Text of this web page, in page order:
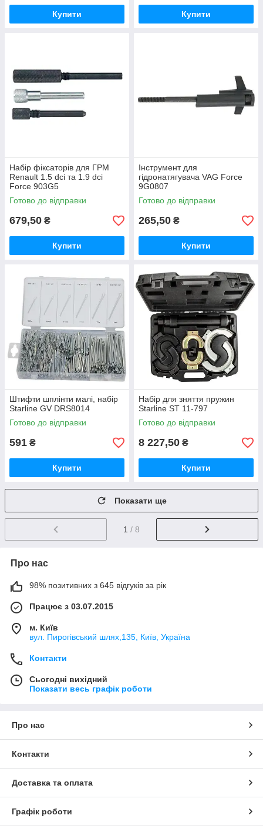
Купити Купити
Набір фіксаторів для ГРМ
Renault 1.5 dcі та 1.9 dcі
Force 903G5
Готово до відправки
679,50 ₴
Купити
Інструмент для
гідронатягувача VAG Force
9G0807
Готово до відправки
265,50 ₴
Купити
Штифти шплінти малі, набір
Starline GV DRS8014
Готово до відправки
591 ₴
Купити
Набір для зняття пружин
Starline ST 11-797
Готово до відправки
8 227,50 ₴
Купити
Показати ще
1 / 8
Про нас
98% позитивних з 645 відгуків за рік
Працює з 03.07.2015
м. Київ
вул. Пирогівський шлях,135, Київ, Україна
Контакти
Сьогодні вихідний
Показати весь графік роботи
Про нас
Контакти
Доставка та оплата
Графік роботи